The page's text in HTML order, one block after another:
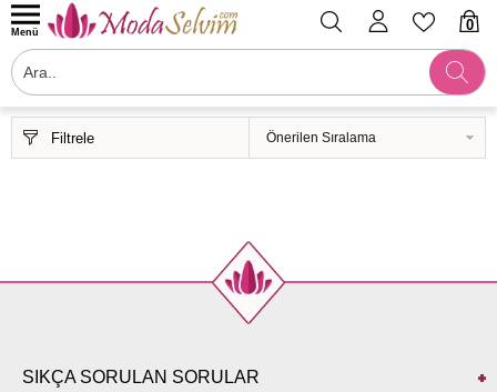
0
Menü
Filtrele
SIKÇA SORULAN SORULAR